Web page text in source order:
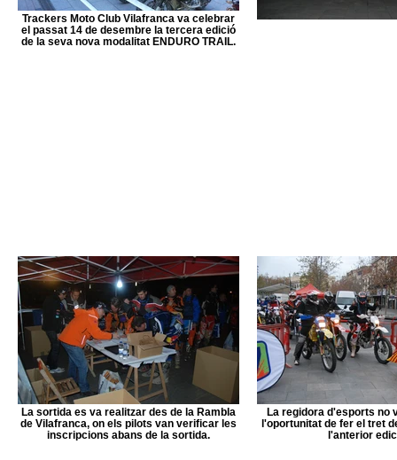
Trackers Moto Club Vilafranca va celebrar
el passat 14 de desembre la tercera edició
de la seva nova modalitat ENDURO TRAIL.
La sortida es va realitzar des de la Rambla
de Vilafranca, on els pilots van verificar les
inscripcions abans de la sortida.
La regidora d'esports no
l'oportunitat de fer el tret
l'anterior